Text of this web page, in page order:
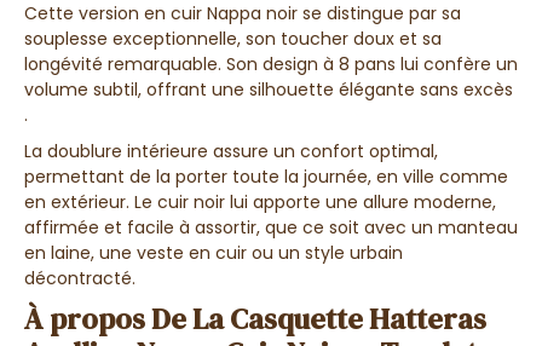
Cette version en cuir Nappa noir se distingue par sa
souplesse exceptionnelle, son toucher doux et sa
longévité remarquable. Son design à 8 pans lui confère un
volume subtil, offrant une silhouette élégante sans excès
.
La doublure intérieure assure un confort optimal,
permettant de la porter toute la journée, en ville comme
en extérieur. Le cuir noir lui apporte une allure moderne,
affirmée et facile à assortir, que ce soit avec un manteau
en laine, une veste en cuir ou un style urbain
décontracté.
À propos De La Casquette Hatteras